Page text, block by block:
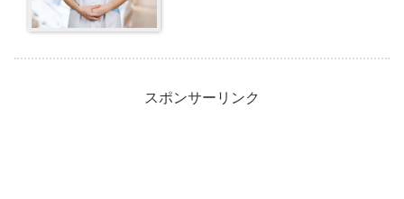
スポンサーリンク